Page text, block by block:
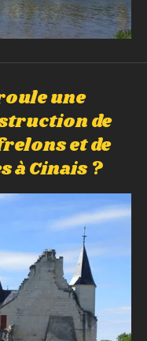
une
de
et de
à Cinais ?